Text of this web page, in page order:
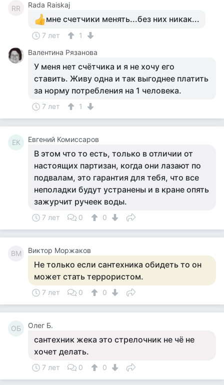
RR Rada Raiskaj
мне счетчики менять...без них никак...
7 лет
1
Валентина Рязанова
У меня нет счётчика и я не хочу его
ставить. Живу одна и так выгоднее платить
за норму потребления на 1 человека.
7 лет 1
ЕК Евгений Комиссаров
В этом что то есть, только в отличии от
настоящих партизан, когда они лазают по
подвалам, это гарантия для тебя, что все
неполадки будут устранены и в кране опять
зажурчит ручеек воды.
7 лет 0 0
ВМ Виктор Моржаков
Не только если сантехника обидеть то он
может стать террористом.
7 лет 0 0
ОБ Олег Б.
сантехник жека это стрелочник не чё не
хочет делать.
7 лет 0 0